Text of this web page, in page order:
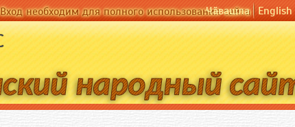
Вход необходим для полного использования сайта
Чӑвашла English